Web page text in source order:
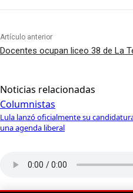
Artículo anterior
Docentes ocupan liceo 38 de La
Noticias relacionadas
Columnistas
Lula lanzó oficialmente su
una agenda liberal